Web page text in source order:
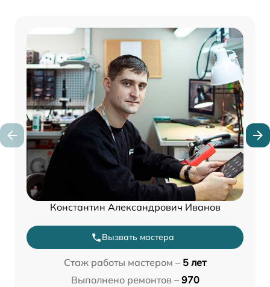
Константин Александрович Иванов
Вызвать мастера
Стаж работы мастером – 5 лет
Выполнено ремонтов – 970